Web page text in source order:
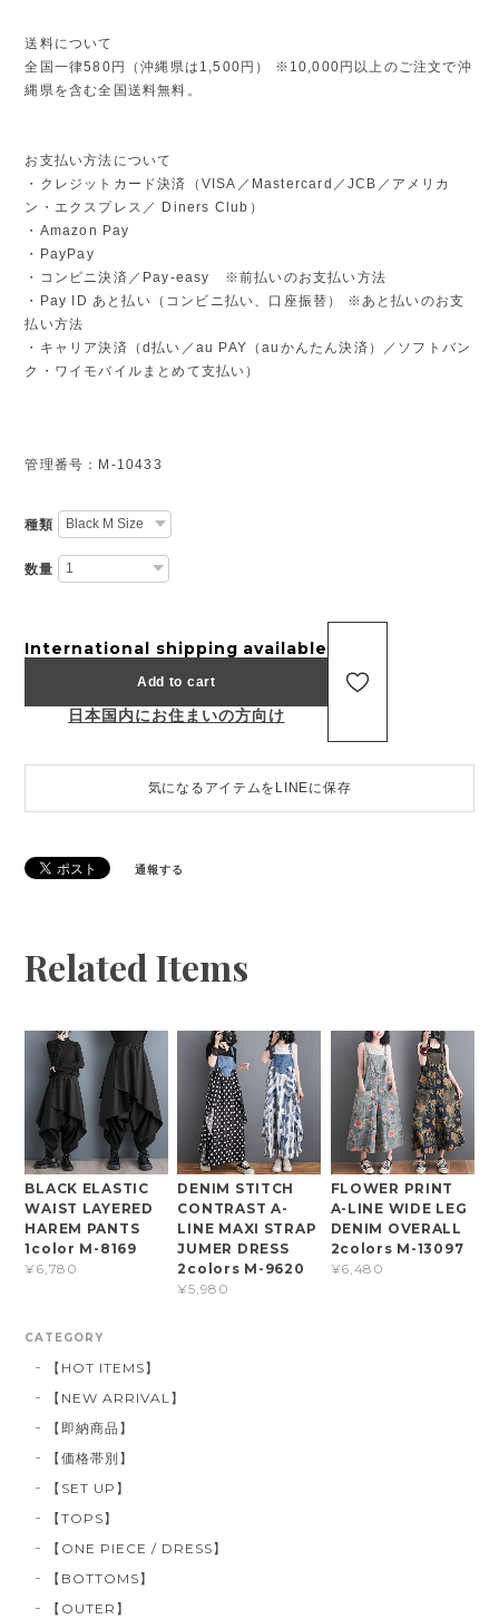
送料について
全国一律580円（沖縄県は1,500円） ※10,000円以上のご注文で沖
縄県を含む全国送料無料。
お支払い方法について
・クレジットカード決済（VISA／Mastercard／JCB／アメリカ
ン・エクスプレス／ Diners Club）
・Amazon Pay
・PayPay
・コンビニ決済／Pay-easy ※前払いのお支払い方法
・Pay ID あと払い（コンビニ払い、口座振替） ※あと払いのお支
払い方法
・キャリア決済（d払い／au PAY（auかんたん決済）／ソフトバン
ク・ワイモバイルまとめて支払い）
管理番号：M-10433
種類
数量
International shipping available
Add to cart
日本国内にお住まいの方向け
気になるアイテムをLINEに保存
通報する
Related Items
BLACK ELASTIC
WAIST LAYERED
HAREM PANTS
1color M-8169
¥6,780
DENIM STITCH
CONTRAST A-
LINE MAXI STRAP
JUMER DRESS
2colors M-9620
¥5,980
FLOWER PRINT
A-LINE WIDE LEG
DENIM OVERALL
2colors M-13097
¥6,480
CATEGORY
【HOT ITEMS】
【NEW ARRIVAL】
【即納商品】
【価格帯別】
【SET UP】
【TOPS】
【ONE PIECE / DRESS】
【BOTTOMS】
【OUTER】